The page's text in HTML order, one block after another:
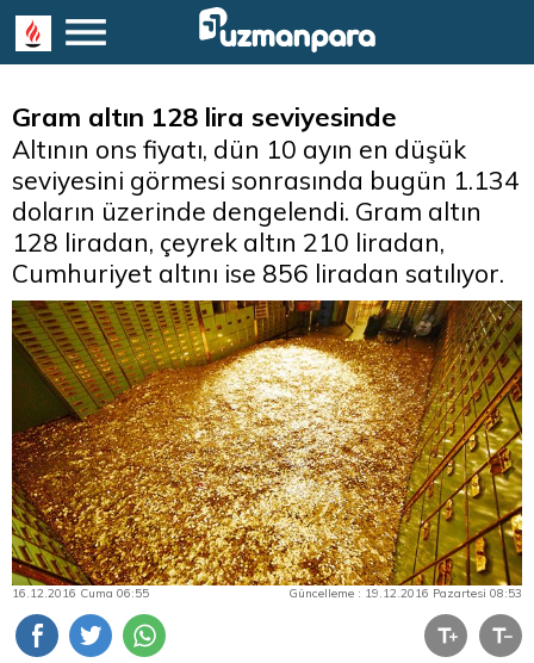
Gram altın 128 lira seviyesinde
Altının ons fiyatı, dün 10 ayın en düşük
seviyesini görmesi sonrasında bugün 1.134
doların üzerinde dengelendi. Gram altın
128 liradan, çeyrek altın 210 liradan,
Cumhuriyet altını ise 856 liradan satılıyor.
16.12.2016 Cuma 06:55 Güncelleme : 19.12.2016 Pazartesi 08:53